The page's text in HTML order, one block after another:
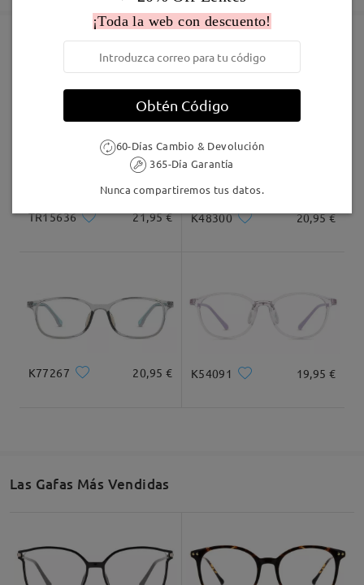
Enviado
Envío
detalles
Marcos Similares
TR15636 21,95 € K48300 20,95 €
K77267 20,95 € K54091 19,95 €
Las Gafas Más Vendidas
¡Toda la web con descuento!
Obtén Código
60-Días Cambio & Devolución
365-Día Garantía
Nunca compartiremos tus datos.